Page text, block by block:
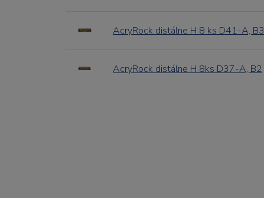
AcryRock distálne H 8 ks D41-A, B3
AcryRock distálne H 8ks D37-A, B2